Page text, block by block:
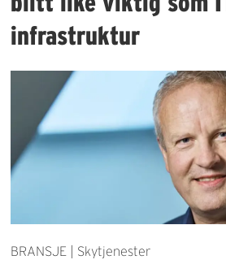
infrastruktur
BRANSJE | Skytjenester